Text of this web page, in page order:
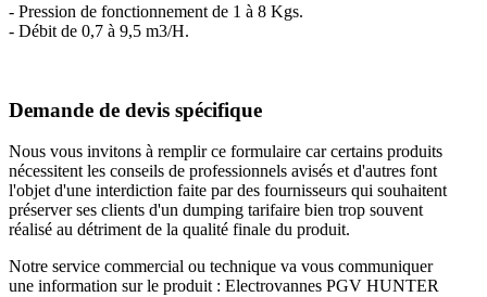
- Pression de fonctionnement de 1 à 8 Kgs.
- Débit de 0,7 à 9,5 m3/H.
Demande de devis spécifique
Nous vous invitons à remplir ce formulaire car certains produits
nécessitent les conseils de professionnels avisés et d'autres font
l'objet d'une interdiction faite par des fournisseurs qui souhaitent
préserver ses clients d'un dumping tarifaire bien trop souvent
réalisé au détriment de la qualité finale du produit.
Notre service commercial ou technique va vous communiquer
une information sur le produit : Electrovannes PGV HUNTER